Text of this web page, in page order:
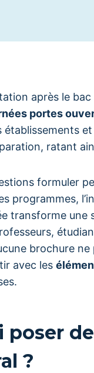
après le
portes
établissements
ratant
formuler
programmes,
transforme une
brochure
avec les
poser
?